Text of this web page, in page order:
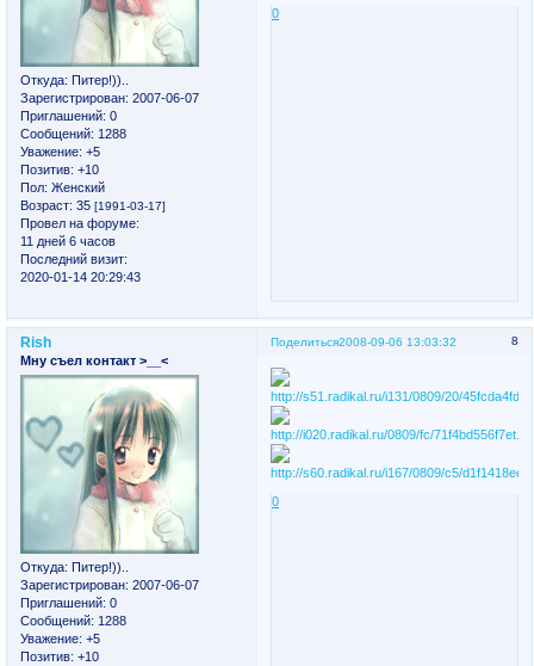
Откуда: Питер!))..
Зарегистрирован: 2007-06-07
Приглашений: 0
Сообщений: 1288
Уважение: +5
Позитив: +10
Пол: Женский
Возраст: 35 [1991-03-17]
Провел на форуме:
11 дней 6 часов
Последний визит:
2020-01-14 20:29:43
0
Поделиться 8
2008-09-06 13:03:32
Rish
Мну съел контакт >__<
Откуда: Питер!))..
Зарегистрирован: 2007-06-07
Приглашений: 0
Сообщений: 1288
Уважение: +5
Позитив: +10
0